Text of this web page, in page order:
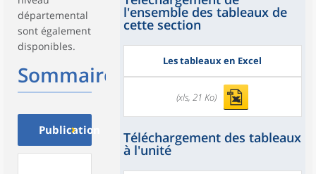
départemental
sont également
disponibles.
Sommaire
Publication
l'ensemble des tableaux de
cette section
Les tableaux en Excel
(xls, 21 Ko)
Téléchargement des tableaux
à l'unité